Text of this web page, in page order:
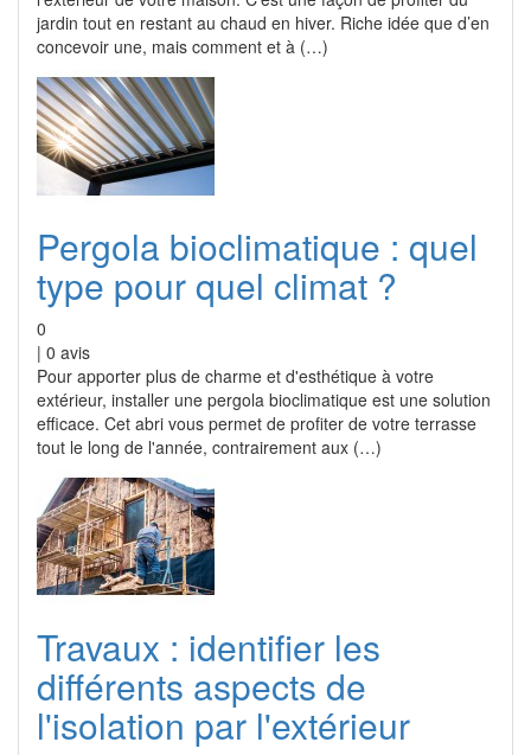
jardin tout en restant au chaud en hiver. Riche idée que d’en
concevoir une, mais comment et à (…)
Pergola bioclimatique : quel
type pour quel climat ?
0
| 0 avis
Pour apporter plus de charme et d'esthétique à votre
extérieur, installer une pergola bioclimatique est une solution
efficace. Cet abri vous permet de profiter de votre terrasse
tout le long de l'année, contrairement aux (…)
Travaux : identifier les
différents aspects de
l'isolation par l'extérieur